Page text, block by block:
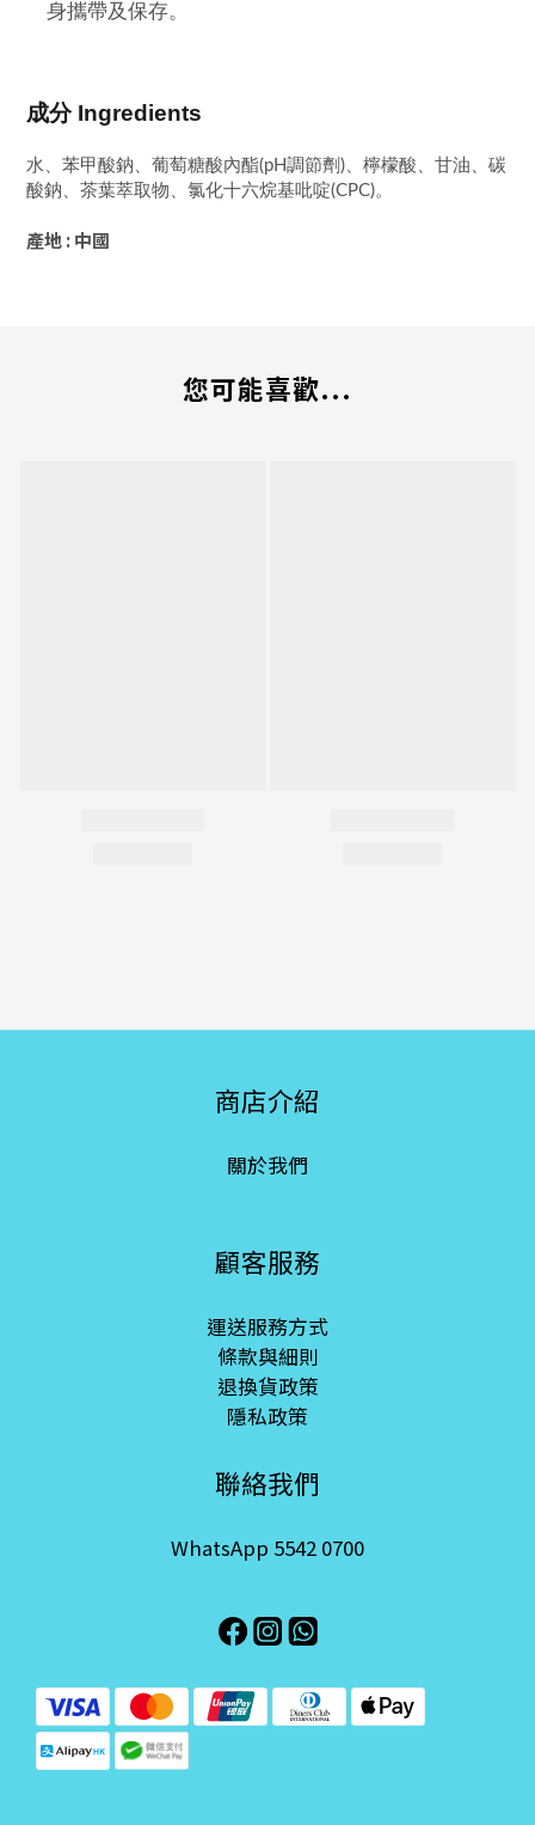
身攜帶及保存。
成分 Ingredients
水、苯甲酸鈉、葡萄糖酸內酯(pH調節劑)、檸檬酸、甘油、碳
酸鈉、茶葉萃取物、氯化十六烷基吡啶(CPC)。
產地 : 中國
您可能喜歡...
商店介紹
關於我們
顧客服務
運送服務方式
條款與細則
退換貨政策
隱私政策
聯絡我們
WhatsApp 5542 0700